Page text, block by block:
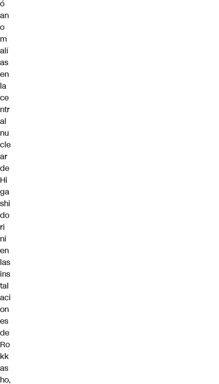
ó
an
o
m
alí
as
en
la
ce
ntr
al
nu
cle
ar
de
Hi
ga
shi
do
ri
ni
en
las
ins
tal
aci
on
es
de
Ro
kk
as
ho,